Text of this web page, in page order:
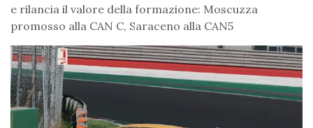
e rilancia il valore della formazione: Moscuzza
promosso alla CAN C, Saraceno alla CAN5